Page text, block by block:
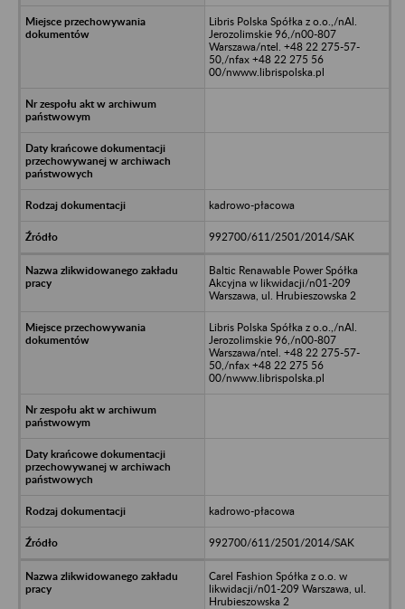
Libris Polska Spółka z o.o.,/nAl.
Jerozolimskie 96,/n00-807
Warszawa/ntel. +48 22 275-57-
50,/nfax +48 22 275 56
00/nwww.librispolska.pl
kadrowo-płacowa
992700/611/2501/2014/SAK
Baltic Renawable Power Spółka
Akcyjna w likwidacji/n01-209
Warszawa, ul. Hrubieszowska 2
Libris Polska Spółka z o.o.,/nAl.
Jerozolimskie 96,/n00-807
Warszawa/ntel. +48 22 275-57-
50,/nfax +48 22 275 56
00/nwww.librispolska.pl
kadrowo-płacowa
992700/611/2501/2014/SAK
Carel Fashion Spółka z o.o. w
likwidacji/n01-209 Warszawa, ul.
Hrubieszowska 2